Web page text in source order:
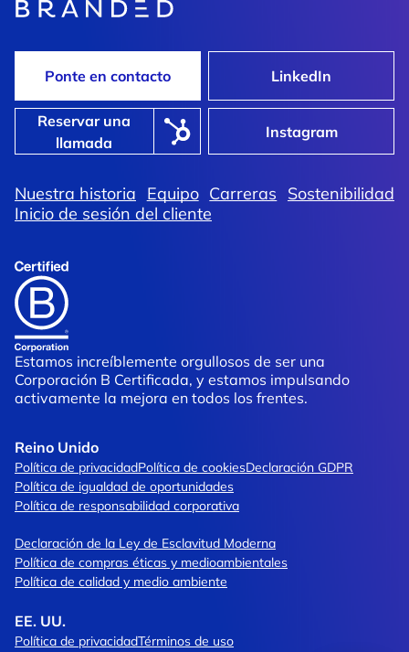
Ponte en contacto LinkedIn
Reservar una
llamada
Instagram
Nuestra historia Equipo Carreras
Sostenibilidad
Inicio de sesión del cliente
Estamos increíblemente orgullosos de ser una
Corporación B Certificada, y estamos impulsando
activamente la mejora en todos los frentes.
Reino Unido
Política de privacidadPolítica de cookiesDeclaración GDPR
Política de igualdad de oportunidades
Política de responsabilidad corporativa
Declaración de la Ley de Esclavitud Moderna
Política de compras éticas y medioambientales
Política de calidad y medio ambiente
EE. UU.
Política de privacidadTérminos de uso